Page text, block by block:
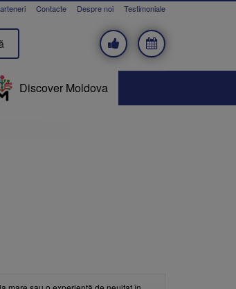
Testimoniale
Despre noi
Contacte
Discover Moldova